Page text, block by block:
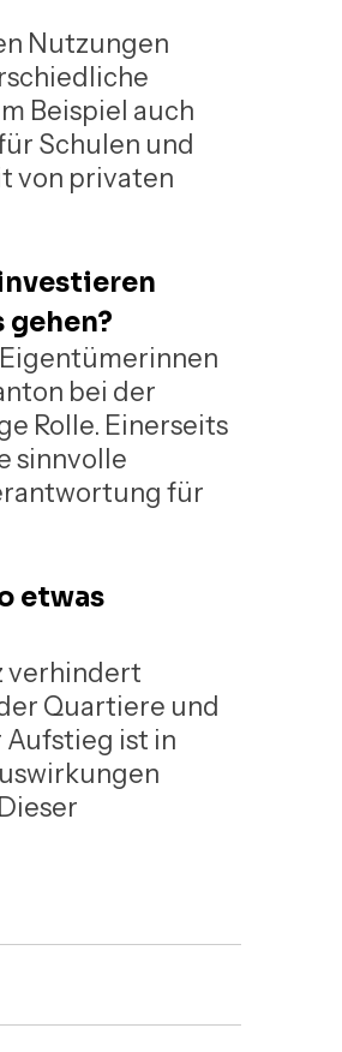
Nutzungen
Beispiel auch
Schulen und
von privaten
gehen?
bei der
Rolle. Einerseits
sinnvolle
für
etwas
verhindert
Quartiere und
Aufstieg ist in